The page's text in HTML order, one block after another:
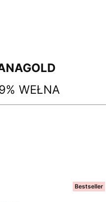
WEŁNA
Bestseller